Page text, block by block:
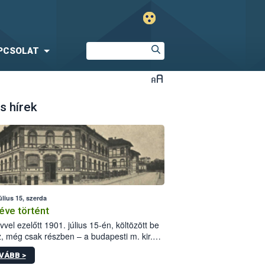
hírek
15, szerda
történt
ezelőtt 1901. július 15-én, költözött be
még csak részben – a budapesti m. kir.
állomás a Kis Rókus utca
alatti, Czigler Győző által tervezett új
>